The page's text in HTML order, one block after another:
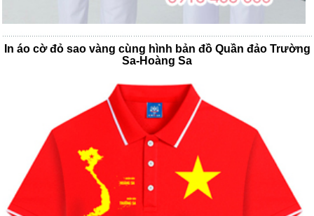
In áo cờ đỏ sao vàng cùng hình bản đồ Quần đảo Trường
Sa-Hoàng Sa